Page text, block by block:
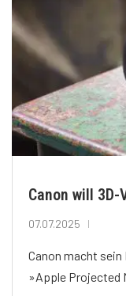
Canon will
07.07.2025
Canon macht
»Apple Projected